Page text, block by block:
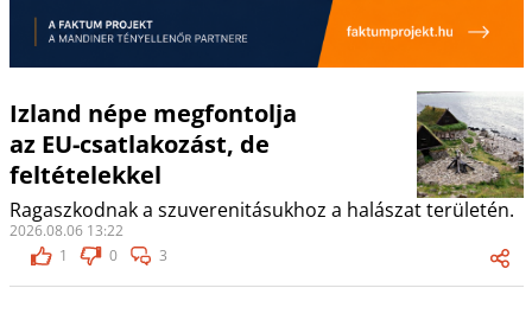
Izland népe megfontolja
az EU-csatlakozást, de
feltételekkel
Ragaszkodnak a szuverenitásukhoz a halászat területén.
2026.08.06 13:22
1
0 3